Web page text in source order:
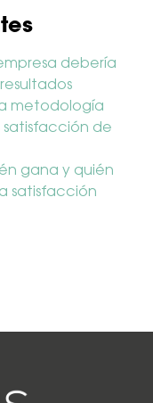
debería
metodología
de
gana y quién
satisfacción